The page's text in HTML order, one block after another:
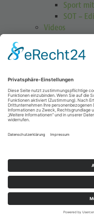
Sport
SOT –
Videos
Publikationen
Publikationen